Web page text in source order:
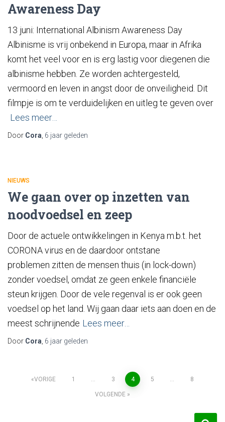
Awareness Day
13 juni: International Albinism Awareness Day
Albinisme is vrij onbekend in Europa, maar in Afrika
komt het veel voor en is erg lastig voor diegenen die
albinisme hebben. Ze worden achtergesteld,
vermoord en leven in angst door de onveiligheid. Dit
filmpje is om te verduidelijken en uitleg te geven over
Lees meer…
Door Cora 6 jaar geleden
NIEUWS
We gaan over op inzetten van
noodvoedsel en zeep
Door de actuele ontwikkelingen in Kenya m.b.t. het
CORONA virus en de daardoor ontstane
problemen zitten de mensen thuis (in lock-down)
zonder voedsel, omdat ze geen enkele financiële
steun krijgen. Door de vele regenval is er ook geen
voedsel op het land. Wij gaan daar iets aan doen en de
meest schrijnende Lees meer…
Door Cora 6 jaar geleden
VORIGE 1 … 3 4 5 … 8
VOLGENDE